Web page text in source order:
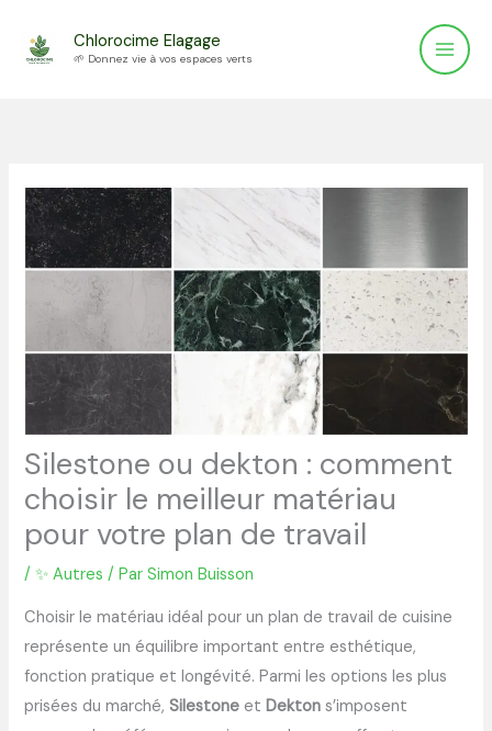
Chlorocime Elagage
🌱 Donnez vie à vos espaces verts
Silestone ou dekton : comment
choisir le meilleur matériau
pour votre plan de travail
/✨ Autres / ParSimon Buisson
Choisir le matériau idéal pour un plan de travail de cuisine
représente un équilibre important entre esthétique,
fonction pratique et longévité. Parmi les options les plus
prisées du marché, Silestone etDekton s’imposent